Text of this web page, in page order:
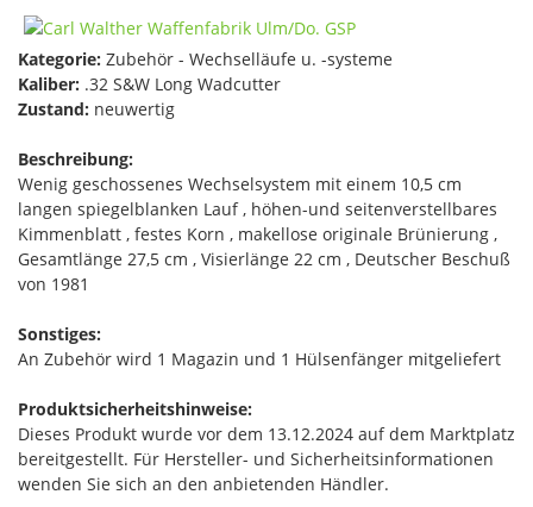
Kategorie: Zubehör - Wechselläufe u. -systeme
Kaliber: .32 S&W Long Wadcutter
Zustand: neuwertig
Beschreibung:
Wenig geschossenes Wechselsystem mit einem 10,5 cm
langen spiegelblanken Lauf , höhen-und seitenverstellbares
Kimmenblatt , festes Korn , makellose originale Brünierung ,
Gesamtlänge 27,5 cm , Visierlänge 22 cm , Deutscher Beschuß
von 1981
Sonstiges:
An Zubehör wird 1 Magazin und 1 Hülsenfänger mitgeliefert
Produktsicherheitshinweise:
Dieses Produkt wurde vor dem 13.12.2024 auf dem Marktplatz
bereitgestellt. Für Hersteller- und Sicherheitsinformationen
wenden Sie sich an den anbietenden Händler.